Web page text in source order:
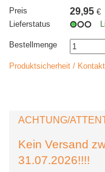
Preis
29,95 €
Lieferstatus
Bestellmenge
Produktsicherheit / Kontakt
ACHTUNG/
Kein Versand
31.07.2026!!!!